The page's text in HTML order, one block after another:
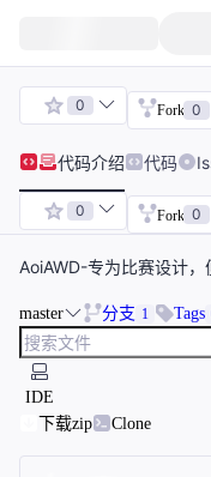
0 Fork 0
代码介绍 代码
0 Fork 0
AoiAWD-专为比赛设计，
master 分支 1 Tags
IDE
下载zip
Clone